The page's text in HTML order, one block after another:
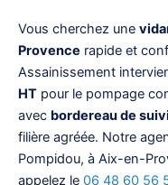
Vous cherchez une
Provence rapide et
Assainissement
HT pour le pompage
avec bordereau de
filière agréée. Notre
Pompidou, à Aix-en-
appelez le 06 48 60 56